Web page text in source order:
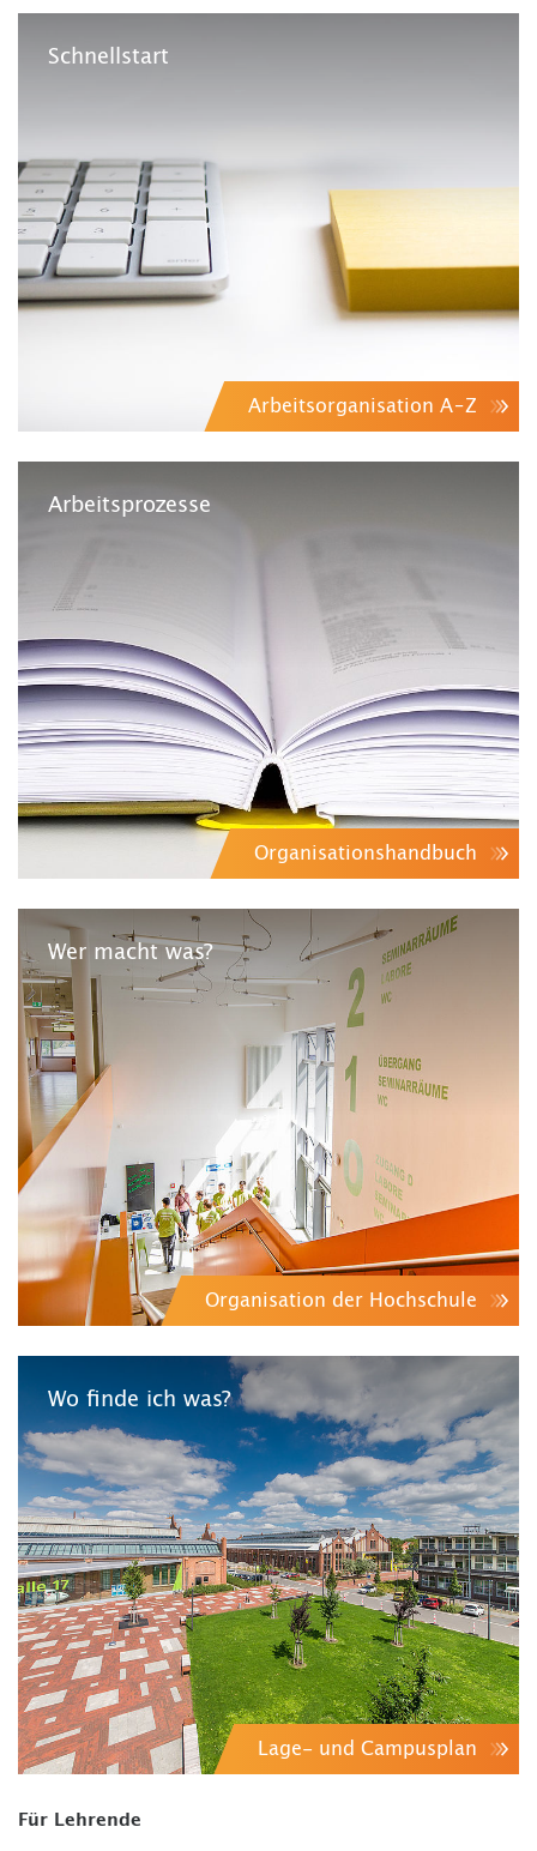
Schnellstart
Arbeitsorganisation A–Z
Arbeitsprozesse
Organisationshandbuch
Wer macht was?
Organisation der Hochschule
Wo finde ich was?
Lage- und Campusplan
Für Lehrende